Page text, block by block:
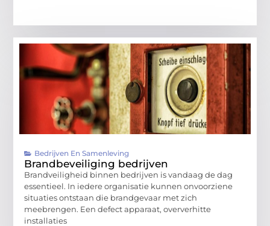
Bedrijven En Samenleving
Brandbeveiliging bedrijven
Brandveiligheid binnen bedrijven is vandaag de dag
essentieel. In iedere organisatie kunnen onvoorziene
situaties ontstaan die brandgevaar met zich
meebrengen. Een defect apparaat, oververhitte
installaties